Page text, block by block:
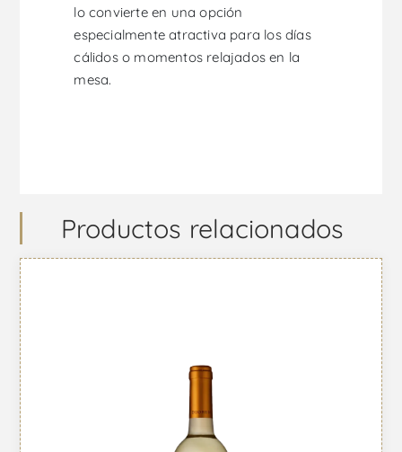
lo convierte en una opción
especialmente atractiva para los días
cálidos o momentos relajados en la
mesa.
Productos relacionados